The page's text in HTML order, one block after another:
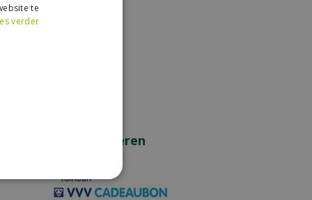
Wij accepteren
te
verder